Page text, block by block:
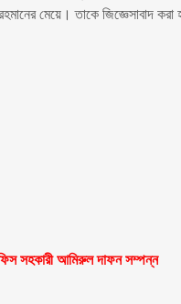
মেয়ে। তাকে জিজ্ঞেসাবাদ
সহকারী আমিরুল দাফন সম্পন্ন